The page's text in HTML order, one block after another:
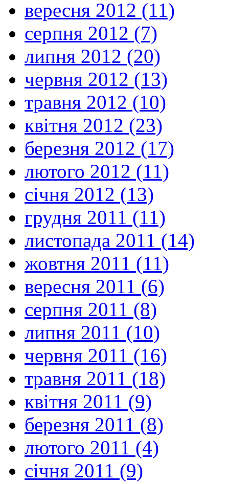
вересня 2012 (11)
серпня 2012 (7)
липня 2012 (20)
червня 2012 (13)
травня 2012 (10)
квітня 2012 (23)
березня 2012 (17)
лютого 2012 (11)
січня 2012 (13)
грудня 2011 (11)
листопада 2011 (14)
жовтня 2011 (11)
вересня 2011 (6)
серпня 2011 (8)
липня 2011 (10)
червня 2011 (16)
травня 2011 (18)
квітня 2011 (9)
березня 2011 (8)
лютого 2011 (4)
січня 2011 (9)